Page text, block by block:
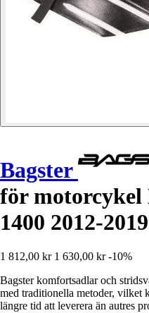
Bagster
för
1400 2012-2019
1 812,00 kr 1 630,00 kr -10%
Bagster komfortsadlar och
med traditionella metoder, vilket
längre tid att leverera än autres